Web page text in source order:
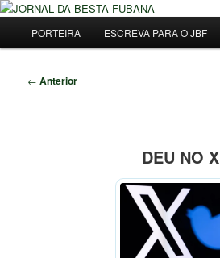
Pular
principal
JORNAL DA BESTA FUBANA
Uma Gazeta Escrota
principal
PORTEIRA ESCREVA PARA O JBF
Navegação
← Anterior
DEU NO X